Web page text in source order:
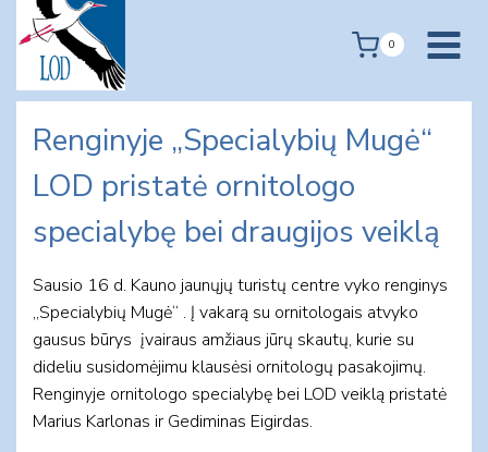
content
0
Renginyje „Specialybių Mugė“
LOD pristatė ornitologo
specialybę bei draugijos veiklą
Sausio 16 d. Kauno jaunųjų turistų centre vyko renginys
„Specialybių Mugė“ . Į vakarą su ornitologais atvyko
gausus būrys įvairaus amžiaus jūrų skautų, kurie su
dideliu susidomėjimu klausėsi ornitologų pasakojimų.
Renginyje ornitologo specialybę bei LOD veiklą pristatė
Marius Karlonas ir Gediminas Eigirdas.